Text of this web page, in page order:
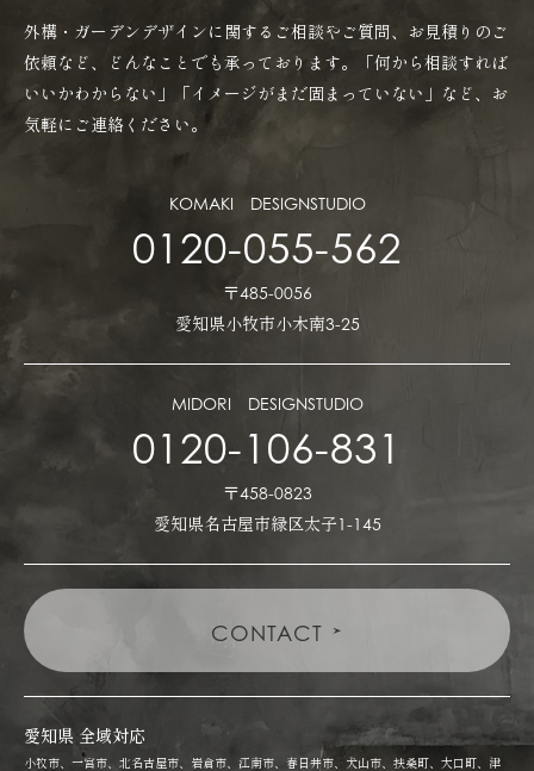
外構・ガーデンデザインに関するご相談やご質問、お見積りのご
依頼など、どんなことでも承っております。「何から相談すれば
いいかわからない」「イメージがまだ固まっていない」など、お
気軽にご連絡ください。
KOMAKI DESIGNSTUDIO
0120-055-562
〒485-0056
愛知県小牧市小木南3-25
MIDORI DESIGNSTUDIO
0120-106-831
〒458-0823
愛知県名古屋市緑区太子1-145
CONTACT
愛知県 全域対応
小牧市、一宮市、北名古屋市、岩倉市、江南市、春日井市、犬山市、扶桑町、大口町、津